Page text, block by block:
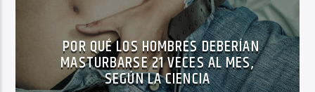
POR QUÉ LOS HOMBRES DEBERÍAN
MASTURBARSE 21 VECES AL MES,
SEGÚN LA CIENCIA